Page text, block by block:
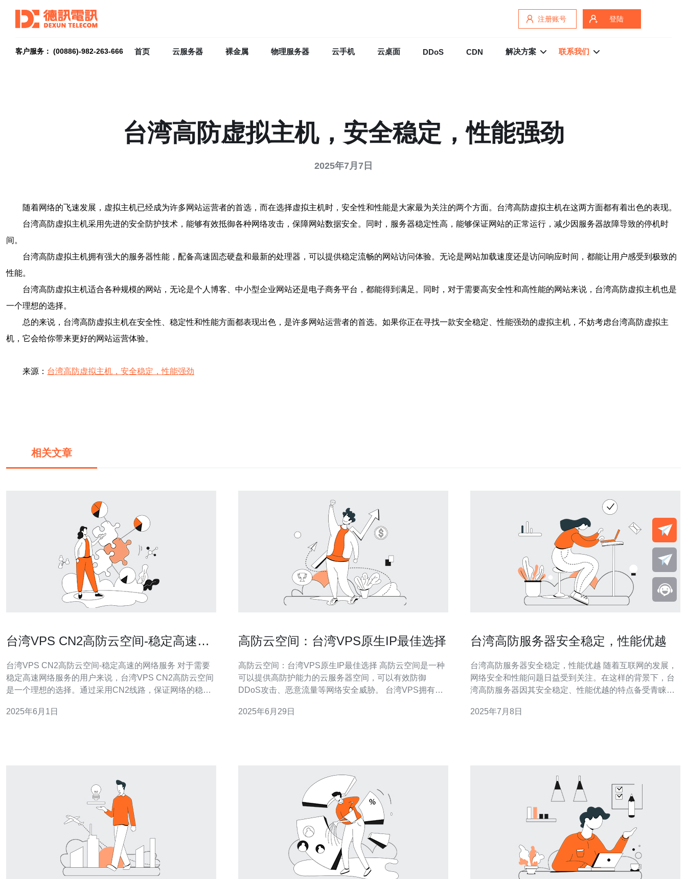
注册账号 登陆
客户服务： (00886)-982-263-666 首页 云服务器 裸金属 物理服务器 云手机 云桌面 DDoS CDN 解决方案 联系我们
台湾高防虚拟主机，安全稳定，性能强劲
2025年7月7日
随着网络的飞速发展，虚拟主机已经成为许多网站运营者的首选，而在选择虚拟主机时，安全性和性能是大家最为关注的两个方面。台湾高防虚拟主机在这两方面都有着出色的表现。
台湾高防虚拟主机采用先进的安全防护技术，能够有效抵御各种网络攻击，保障网站数据安全。同时，服务器稳定性高，能够保证网站的正常运行，减少因服务器故障导致的停机时
间。
台湾高防虚拟主机拥有强大的服务器性能，配备高速固态硬盘和最新的处理器，可以提供稳定流畅的网站访问体验。无论是网站加载速度还是访问响应时间，都能让用户感受到极致的
性能。
台湾高防虚拟主机适合各种规模的网站，无论是个人博客、中小型企业网站还是电子商务平台，都能得到满足。同时，对于需要高安全性和高性能的网站来说，台湾高防虚拟主机也是
一个理想的选择。
总的来说，台湾高防虚拟主机在安全性、稳定性和性能方面都表现出色，是许多网站运营者的首选。如果你正在寻找一款安全稳定、性能强劲的虚拟主机，不妨考虑台湾高防虚拟主
机，它会给你带来更好的网站运营体验。
来源： 台湾高防虚拟主机，安全稳定，性能强劲
相关文章
台湾VPS CN2高防云空间-稳定高速的
台湾VPS CN2高防云空间-稳定高速的网络服务 对于需要
稳定高速网络服务的用户来说，台湾VPS CN2高防云空间
是一个理想的选择。通过采用CN2线路，保证网络的稳定
量的网络体验。 在互联网时代，网络安全问题备受关注。
2025年6月1日
高防云空间：台湾VPS原生IP最佳选择
高防云空间：台湾VPS原生IP最佳选择 高防云空间是一种
可以提供高防护能力的云服务器空间，可以有效防御
DDoS攻击、恶意流量等网络安全威胁。 台湾VPS拥有独
地IP的应用或网站来说是最佳选择。
2025年6月29日
台湾高防服务器安全稳定，性能优越
台湾高防服务器安全稳定，性能优越 随着互联网的发展，
网络安全和性能问题日益受到关注。在这样的背景下，台
湾高防服务器因其安全稳定、性能优越的特点备受青睐。
网络攻击，保障用户数据安全。其稳定性也得到了广泛认
2025年7月8日